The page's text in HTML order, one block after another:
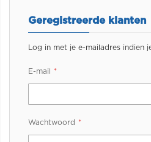
Geregistreerde klanten
Log in met je e-mailadres indien
E-mail
Wachtwoord